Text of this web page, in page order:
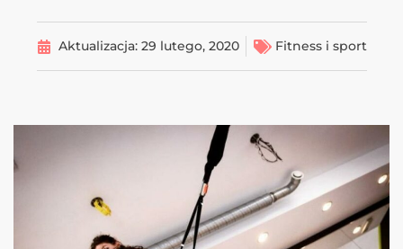
Aktualizacja: 29 lutego, 2020 Fitness i sport